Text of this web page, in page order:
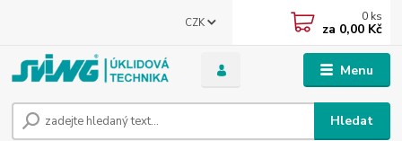
Menu
CZK
Hledat
0 ks
za 0,00 Kč